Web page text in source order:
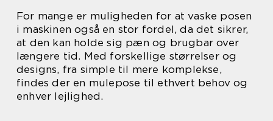
For mange er muligheden for at vaske posen
i maskinen også en stor fordel, da det sikrer,
at den kan holde sig pæn og brugbar over
længere tid. Med forskellige størrelser og
designs, fra simple til mere komplekse,
findes der en mulepose til ethvert behov og
enhver lejlighed.